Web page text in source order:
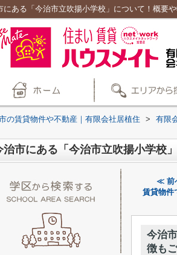
にある「今治市立吹揚小学校」について！概要
の賃貸物件や不動産｜有限会社居植住 > 有限
治市にある「今治市立吹揚小学校
≪ 前
賃貸物件
今治
徴も